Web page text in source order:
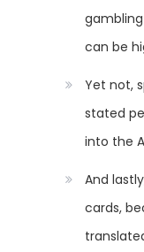
can be
Yet not,
stated
into the
And
cards,